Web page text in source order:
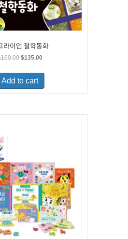
라이언 철학동화
160.00 Original
was:
$160.00.
$135.00Current
is:
Add to cart